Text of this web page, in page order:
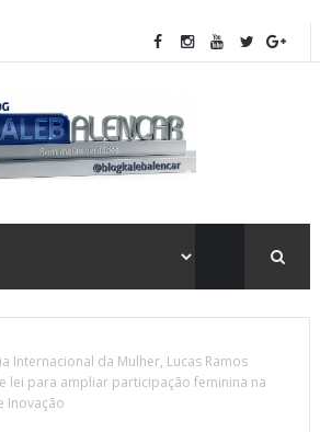
Internacional da Mulher, Lucas Ramos
lei para ampliar participação feminina na
Inovação